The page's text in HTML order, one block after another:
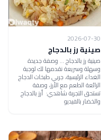
2026-07-30
صينية رز بالدجاج
صينية رز بالدجاج ... وصفة جديدة
وسهلة وسريعة نقدمها لك لوجبة
الغداء الرئيسية، جربي طبخات الدجاج
الرائعة الطعم مع الأرز، وصفة
تستحق التجربة شاهدي: أرز بالدجاج
والخضار بالفيديو